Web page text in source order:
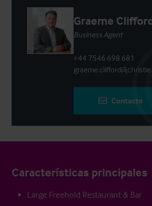
Graeme
Business Agent
+44 7546 698 681
Contacto
Características principales
Large Freehold Restaurant & Bar